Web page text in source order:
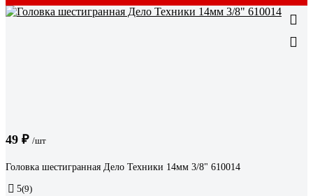
49 ₽ /шт
Головка шестигранная Дело Техники 14мм 3/8" 610014
5(9)